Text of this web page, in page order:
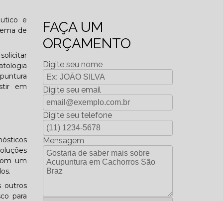
e
de
em
um
outros
para
FAÇA UM
ORÇAMENTO
Digite seu nome
Digite seu email
Digite seu telefone
Mensagem